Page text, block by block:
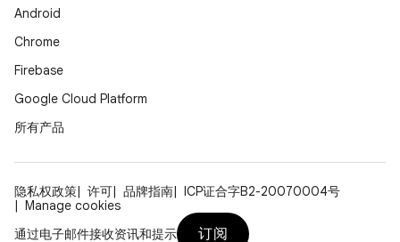
Android
Chrome
Firebase
Google Cloud Platform
所有产品
隐私权政策 许可 品牌指南
ICP证合字B2-20070004号
Manage cookies
通过电子邮件接收资讯和提示
订阅